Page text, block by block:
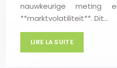
nauwkeurige meting
**marktvolatiliteit**. Dit…
LIRE LA SUITE